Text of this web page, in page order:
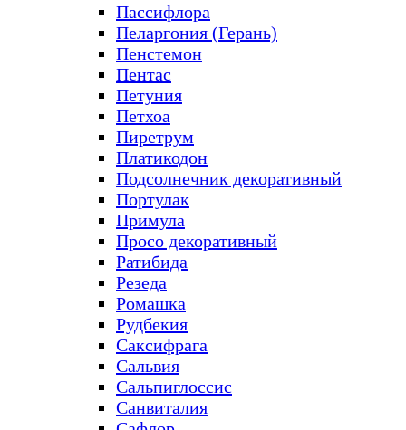
Пассифлора
Пеларгония (Герань)
Пенстемон
Пентас
Петуния
Петхоа
Пиретрум
Платикодон
Подсолнечник декоративный
Портулак
Примула
Просо декоративный
Ратибида
Резеда
Ромашка
Рудбекия
Саксифрага
Сальвия
Сальпиглоссис
Санвиталия